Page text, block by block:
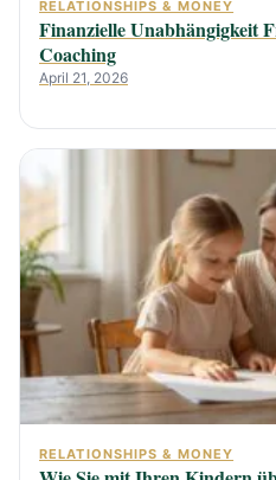
RELATIONSHIPS & MONEY
Finanzielle Unabhängigkeit
Coaching
April 21, 2026
RELATIONSHIPS & MONEY